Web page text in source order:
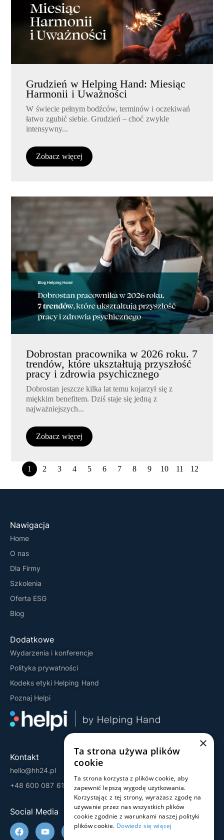
Grudzień w Helping Hand: Miesiąc
Harmonii i Uważności
W świecie pełnym bodźców, terminów i oczekiwań
łatwo zgubić siebie. Grudzień – choć zwykle
intensywny...
Zobacz więcej
Dobrostan pracownika w 2026 roku. 7
trendów, które ukształtują przyszłość
pracy i zdrowia psychicznego
Dobrostan jeszcze kilka lat temu kojarzył się z
miękkim benefitem. Dziś staje się jedną z
najważniejszych...
Zobacz więcej
1 2 3 4 5 6 7 8 9 10 11 12
Nawigacja
Home
O nas
Dla Firmy
Szkolenia
Oferta ESG
Blog
Dodatkowe
Wydarzenia i konferencje
Polityka prywatności
Kodeks etyki Helping Hand
Poznaj Helpi
Kontakt
hello@hh24.pl
+48 600 087 613
Social Media
×
Ta strona używa plików
cookie
Ta strona korzysta z plików cookie, aby
zapewnić lepszą wygodę użytkowania.
Korzystając z tej strony, wyrażasz zgodę na
używanie przez nas wszystkich plików
cookie zgodnie z warunkami naszej polityki
plików cookie. Dowiedz się więcej